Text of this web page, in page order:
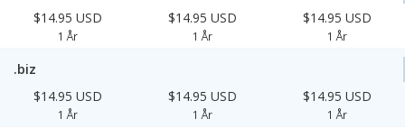
$14.95 USD
1 År
$14.95 USD
1 År
$14.95 USD
1 År
.biz
$14.95 USD
1 År
$14.95 USD
1 År
$14.95 USD
1 År